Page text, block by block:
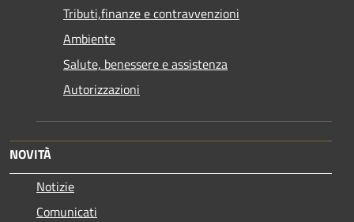
Tributi,finanze e contravvenzioni
Ambiente
Salute, benessere e assistenza
Autorizzazioni
NOVITÀ
Notizie
Comunicati